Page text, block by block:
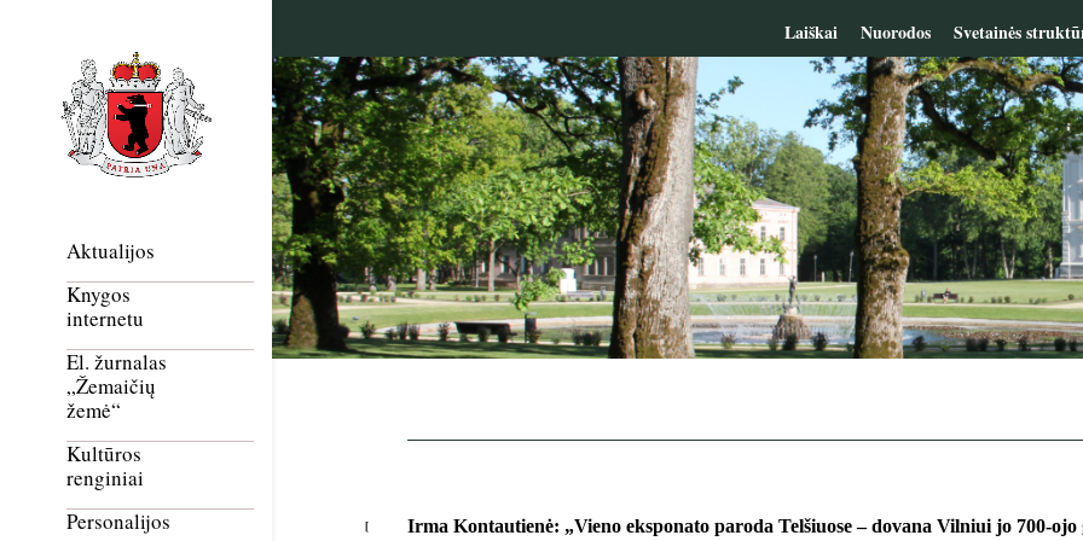
Laiškai Nuorodos Svetainės
Aktualijos
Knygos
internetu
El. žurnalas
„Žemaičių
žemė“
Kultūros
renginiai
Personalijos
Irma Kontautienė: „Vieno eksponato paroda Telšiuose – dovana Vilniui jo 700-